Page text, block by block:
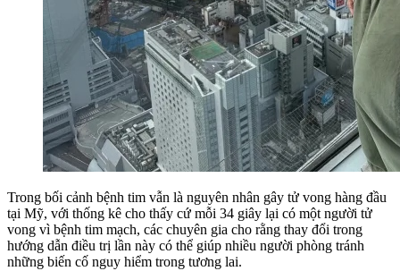
Trong bối cảnh bệnh tim vẫn là nguyên nhân gây tử vong hàng đầu
tại Mỹ, với thống kê cho thấy cứ mỗi 34 giây lại có một người tử
vong vì bệnh tim mạch, các chuyên gia cho rằng thay đổi trong
hướng dẫn điều trị lần này có thể giúp nhiều người phòng tránh
những biến cố nguy hiểm trong tương lai.